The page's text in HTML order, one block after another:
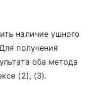
наличие ушного
получения
оба метода
(2), (3).